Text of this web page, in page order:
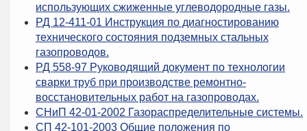
использующих сжиженные углеводородные газы.
РД 12-411-01 Инструкция по диагностированию
технического состояния подземных стальных
газопроводов.
РД 558-97 Руководящий документ по технологии
сварки труб при производстве ремонтно-
восстановительных работ на газопроводах.
СНиП 42-01-2002 Газораспределительные системы.
СП 42-101-2003 Общие положения по